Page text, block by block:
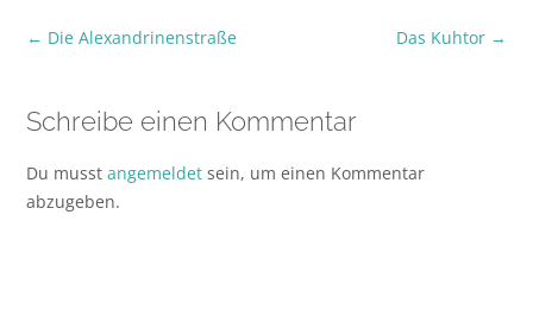
Post
Das Kuhtor →
← Die Alexandrinenstraße
Schreibe einen Kommentar
Du musst angemeldet sein, um einen Kommentar
abzugeben.